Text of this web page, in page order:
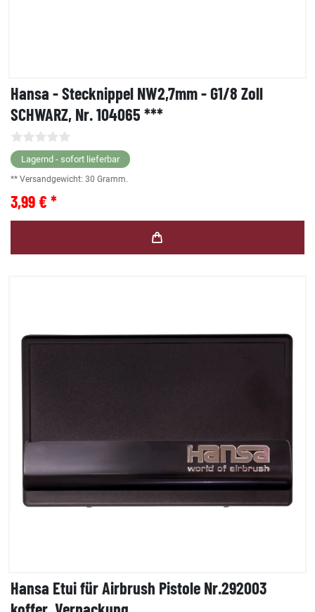
Hansa - Stecknippel NW2,7mm - G1/8 Zoll
SCHWARZ, Nr. 104065 ***
Lagernd - sofort lieferbar
** Versandgewicht: 30 Gramm.
3,99 € *
Hansa Etui für Airbrush Pistole Nr.292003